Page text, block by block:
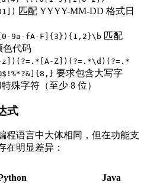
匹配 YYYY-MM-DD 格式日
9a-fA-F]{3}){1,2}\b 匹配
色代码
Z])(?=.*\d)(?=.*
要求包含大写字
殊字符（至少 8 位）
式
程语言中大体相同，但在功能支
在明显差异：
Java